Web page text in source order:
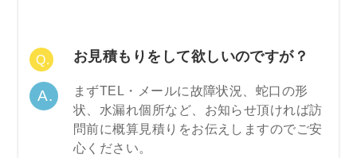
お見積もりをして欲しいのですが？
まずTEL・メールに故障状況、蛇口の形
状、水漏れ個所など、お知らせ頂ければ訪
問前に概算見積りをお伝えしますのでご安
心ください。